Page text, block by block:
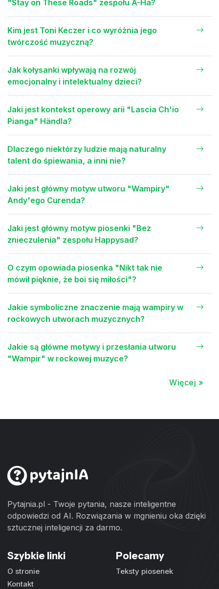
"Stay on These Roads" zespołu A-Ha?
Kim jest Toni Keczer i co wyróżnia jego
twórczość muzyczną?
Jak kołysanki wpływają na rozwój
emocjonalny i intelektualny dzieci?
Jaki jest kontekst operowy arii "Lascia Ch'io
Pianga" Händla?
Dlaczego niektórzy ludzie mają naturalny
talent do śpiewania, a inni nie?
Jaki jest główny motyw utworu "Wampiry"
Andy'ego Curenda?
Jaki jest główny motyw piosenki "Bez
znieczulenia" zespołu Happysad?
O czym opowiada piosenka "Nikt tak nie
mówił pięknie, że boi się miłości"?
Jakie symboliczne znaczenie mają wampiry w
rockowych utworach muzycznych?
Jakie są główne motywy i przesłania utworu
"Wampir" w rockowej muzyce?
Więcej »
Pytajnia.pl - Twoje pytania, nasze inteligentne
odpowiedzi od AI. Rozwiązania w mgnieniu oka dzięki
sztucznej inteligencji za darmo.
Szybkie linki
O stronie
Kontakt
Polecamy
Teksty piosenek